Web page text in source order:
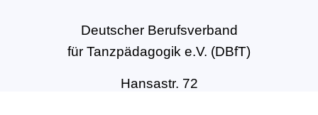
Deutscher Berufsverband
für Tanzpädagogik e.V. (DBfT)
Hansastr. 72